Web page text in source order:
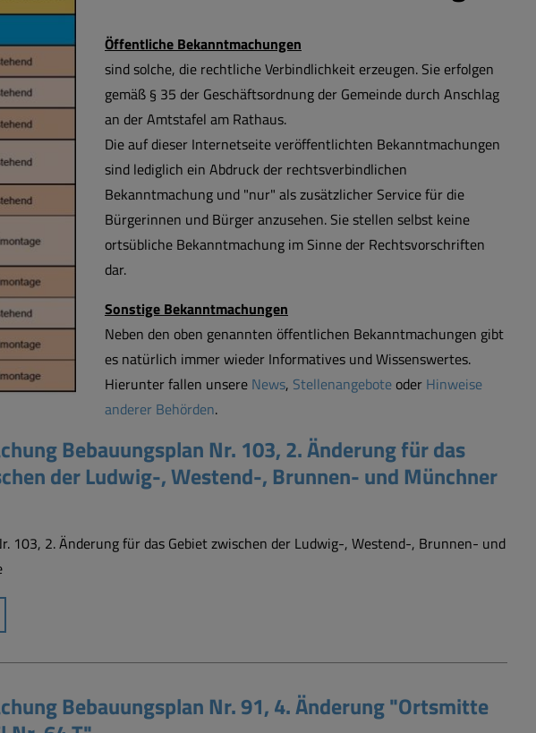
Öffentliche Bekanntmachungen
sind solche, die rechtliche Verbindlichkeit erzeugen. Sie erfolgen
gemäß § 35 der Geschäftsordnung der Gemeinde durch Anschlag
an der Amtstafel am Rathaus.
Die auf dieser Internetseite veröffentlichten Bekanntmachungen
sind lediglich ein Abdruck der rechtsverbindlichen
Bekanntmachung und "nur" als zusätzlicher Service für die
Bürgerinnen und Bürger anzusehen. Sie stellen selbst keine
ortsübliche Bekanntmachung im Sinne der Rechtsvorschriften
dar.
Sonstige Bekanntmachungen
Neben den oben genannten öffentlichen Bekanntmachungen gibt
es natürlich immer wieder Informatives und Wissenswertes.
Hierunter fallen unsere News, Stellenangeboteoder Hinweise
anderer Behörden.
Bebauungsplan Nr. 103, 2. Änderung für das
der Ludwig-, Westend-, Brunnen- und Münchner
103, 2. Änderung für das Gebiet zwischen der Ludwig-, Westend-, Brunnen- und
Bebauungsplan Nr. 91, 4. Änderung "Ortsmitte